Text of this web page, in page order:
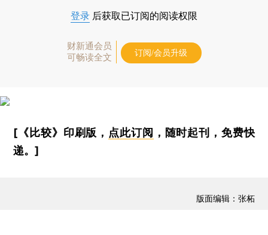
登录 后获取已订阅的阅读权限
财新通会员
可畅读全文
订阅/会员升级
[《比较》印刷版， 点此订阅 ，随时起刊，免费快
递。]
版面编辑：张柘